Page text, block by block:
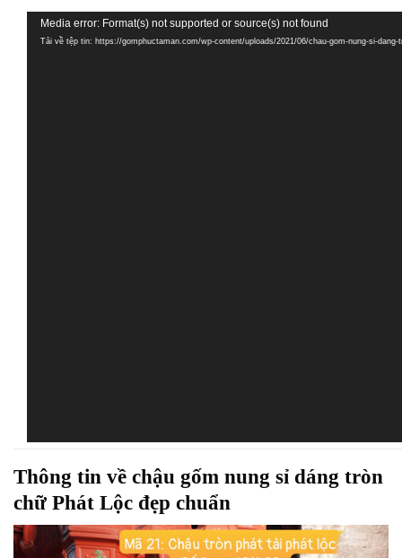
Trình
chơi
Media error: Format(s) not supported or source(s) not found
Tải về tệp tin: https://gomphuctaman.com/wp-content/uploads/2021/06/chau-gom-nung-si-dang-
Thông tin về chậu gốm nung sỉ dáng tròn
chữ Phát Lộc đẹp chuẩn